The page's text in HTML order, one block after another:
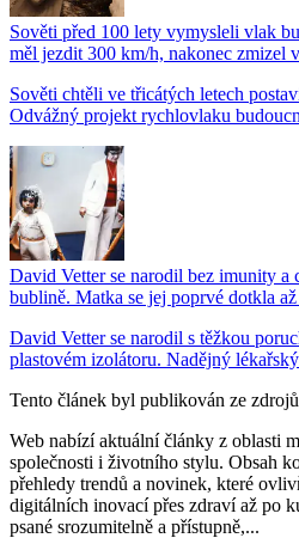
Sověti před 100 lety vymysleli vlak
měl jezdit 300 km/h, nakonec zmizel
Sověti chtěli ve třicátých letech
Odvážný projekt rychlovlaku
David Vetter se narodil bez imunity
bublině. Matka se jej poprvé dotkla
David Vetter se narodil s těžkou
plastovém izolátoru. Nadějný
Tento článek byl publikován ze zdrojů
Web nabízí aktuální články z oblasti
společnosti i životního stylu. Obsah
přehledy trendů a novinek, které
digitálních inovací přes zdraví až po
psané srozumitelně a přístupně,...